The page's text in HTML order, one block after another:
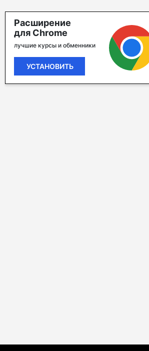
Расширение
для Chrome
лучшие курсы и обменники
УСТАНОВИТЬ